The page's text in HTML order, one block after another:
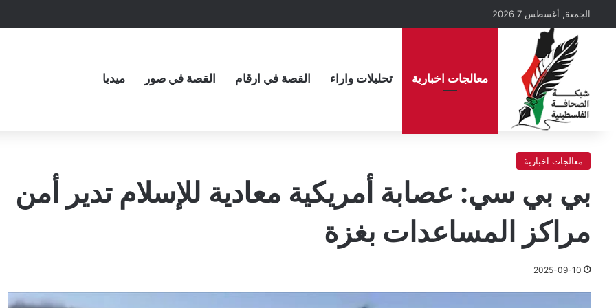
الجمعة, أغسطس 7 2026
معالجات اخبارية تحليلات واراء القصة في ارقام القصة في صور ميديا
معالجات اخبارية
بي بي سي: عصابة أمريكية معادية للإسلام تدير أمن
مراكز المساعدات بغزة
2025-09-10